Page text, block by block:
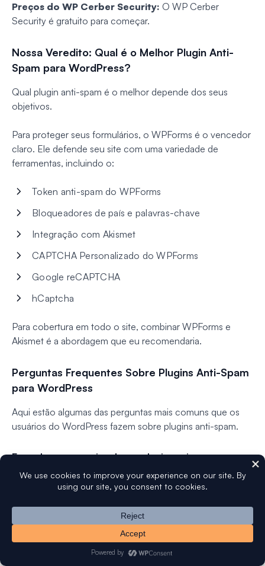
Preços do WP Cerber Security: O WP Cerber
Security é gratuito para começar.
Nossa Veredito: Qual é o Melhor Plugin Anti-
Spam para WordPress?
Qual plugin anti-spam é o melhor depende dos seus
objetivos.
Para proteger seus formulários, o WPForms é o vencedor
claro. Ele defende seu site com uma variedade de
ferramentas, incluindo o:
Token anti-spam do WPForms
Bloqueadores de país e palavras-chave
Integração com Akismet
CAPTCHA Personalizado do WPForms
Google reCAPTCHA
hCaptcha
Para cobertura em todo o site, combinar WPForms e
Akismet é a abordagem que eu recomendaria.
Perguntas Frequentes Sobre Plugins Anti-Spam
para WordPress
Aqui estão algumas das perguntas mais comuns que os
usuários do WordPress fazem sobre plugins anti-spam.
Eu realmente preciso de um plugin anti-spam para
WordPress?
Sim. Mesmo sites WordPress novos ou pequenos são
alvos de bots de spam. Sem proteção, você pode ver
comentários falsos, envios de formulários de contato lixo
ou registros de usuários maliciosos. Plugins anti-spam
filtram isso automaticamente, economizando seu tempo e